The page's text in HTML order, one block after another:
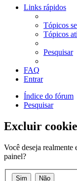
Links rápidos
Tópicos
Tópicos
Pesquisar
FAQ
Entrar
Índice do fórum
Pesquisar
Excluir
Você deseja realmente
painel?